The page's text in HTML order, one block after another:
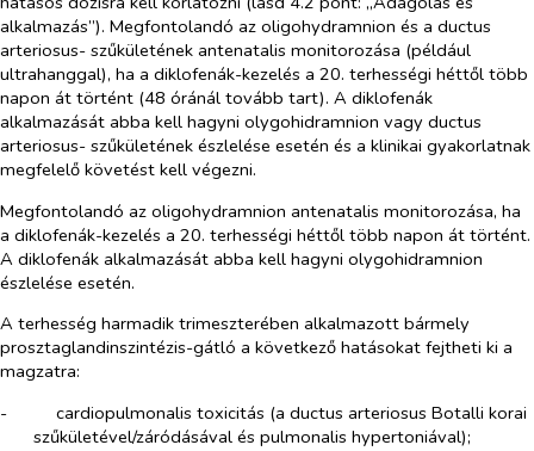
alkalmazás”). Megfontolandó az oligohydramnion és a ductus
arteriosus- szűkületének antenatalis monitorozása (például
ultrahanggal), ha a diklofenák-kezelés a 20. terhességi héttől több
napon át történt (48 óránál tovább tart). A diklofenák
alkalmazását abba kell hagyni olygohidramnion vagy ductus
arteriosus- szűkületének észlelése esetén és a klinikai gyakorlatnak
megfelelő követést kell végezni.
Megfontolandó az oligohydramnion antenatalis monitorozása, ha
a diklofenák-kezelés a 20. terhességi héttől több napon át történt.
A diklofenák alkalmazását abba kell hagyni olygohidramnion
észlelése esetén.
A terhesség harmadik trimeszterében alkalmazott bármely
prosztaglandinszintézis-gátló a következő hatásokat fejtheti ki a
magzatra:
-​
cardiopulmonalis toxicitás (a ductus arteriosus Botalli korai
szűkületével/záródásával és pulmonalis hypertoniával);